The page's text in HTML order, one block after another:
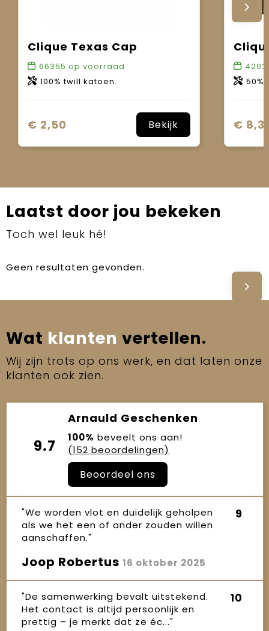
Clique Texas Cap
66355 op voorraad
100% twill katoen.
€ 2,50 Bekijk
4203
50%
€
Laatst door jou bekeken
Toch wel leuk hé!
Geen resultaten gevonden.
Wat klanten vertellen.
Wij zijn trots op ons werk, en dat laten onze
klanten ook zien.
9.7
Arnauld Geschenken
100% beveelt ons aan!
(152 beoordelingen)
Beoordeel ons
"We worden vlot en duidelijk geholpen
als we het een of ander zouden willen
aanschaffen."
9
Joop Robertus 16 oktober 2025
"De samenwerking bevalt uitstekend.
Het contact is altijd persoonlijk en
prettig – je merkt dat ze éc..."
10